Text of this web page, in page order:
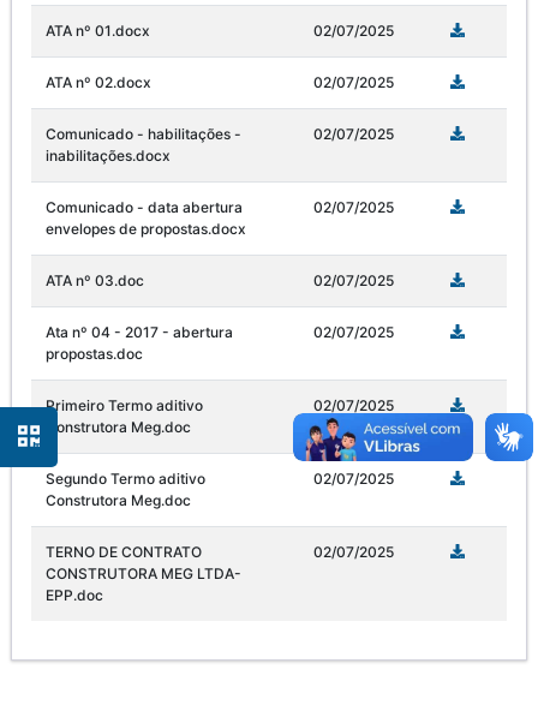
ATA nº 01.docx 02/07/2025
ATA nº 02.docx 02/07/2025
Comunicado - habilitações -
inabilitações.docx
02/07/2025
Comunicado - data abertura
envelopes de propostas.docx
02/07/2025
ATA nº 03.doc 02/07/2025
Ata nº 04 - 2017 - abertura
propostas.doc
02/07/2025
Primeiro Termo aditivo
Construtora Meg.doc
02/07/2025
Segundo Termo aditivo
Construtora Meg.doc
02/07/2025
TERNO DE CONTRATO
CONSTRUTORA MEG LTDA-
EPP.doc
02/07/2025